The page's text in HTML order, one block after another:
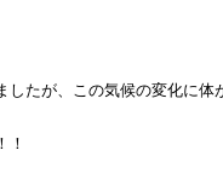
したが、この気候の変化に
！